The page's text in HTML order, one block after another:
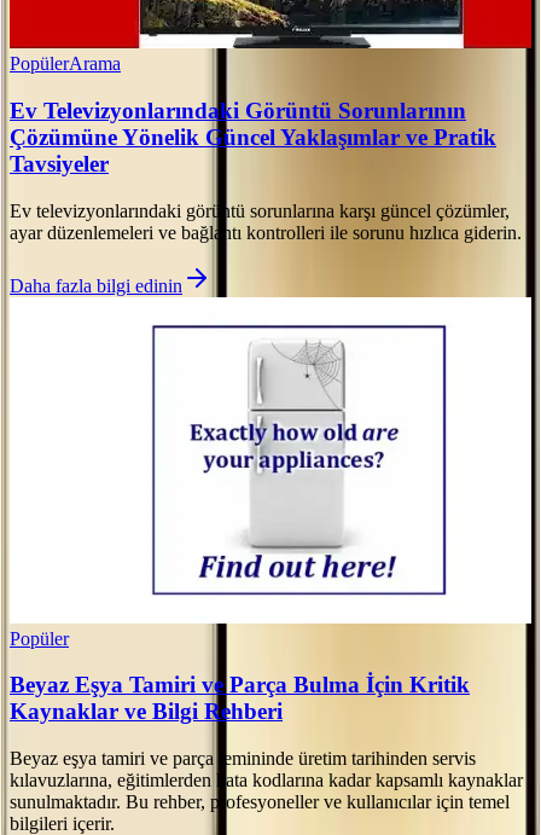
PopülerArama
Ev Televizyonlarındaki Görüntü Sorunlarının
Çözümüne Yönelik Güncel Yaklaşımlar ve Pratik
Tavsiyeler
Ev televizyonlarındaki görüntü sorunlarına karşı güncel çözümler,
ayar düzenlemeleri ve bağlantı kontrolleri ile sorunu hızlıca giderin.
Daha fazla bilgi edinin
Popüler
Beyaz Eşya Tamiri ve Parça Bulma İçin Kritik
Kaynaklar ve Bilgi Rehberi
Beyaz eşya tamiri ve parça temininde üretim tarihinden servis
kılavuzlarına, eğitimlerden hata kodlarına kadar kapsamlı kaynaklar
sunulmaktadır. Bu rehber, profesyoneller ve kullanıcılar için temel
bilgileri içerir.